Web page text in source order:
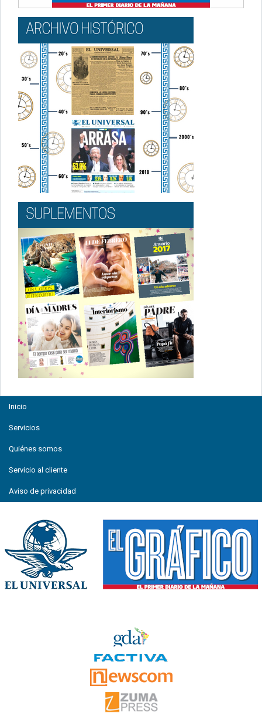
Inicio
Servicios
Quiénes somos
Servicio al cliente
Aviso de privacidad